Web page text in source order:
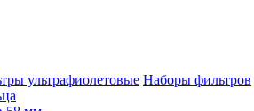
ультрафиолетовые Наборы фильтров